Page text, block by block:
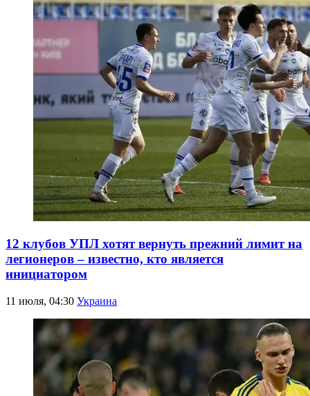
12 клубов УПЛ хотят вернуть прежний лимит на
легионеров – известно, кто является
инициатором
11 июля, 04:30 Украина